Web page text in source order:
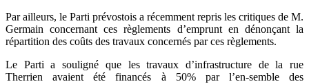
Par ailleurs, le Parti prévostois a récemment repris les critiques de M.
Germain concernant ces règlements d’emprunt en dénonçant la
répartition des coûts des travaux concernés par ces règlements.
Le Parti a souligné que les travaux d’infrastructure de la rue
Therrien avaient été financés à 50% par l’en-semble des